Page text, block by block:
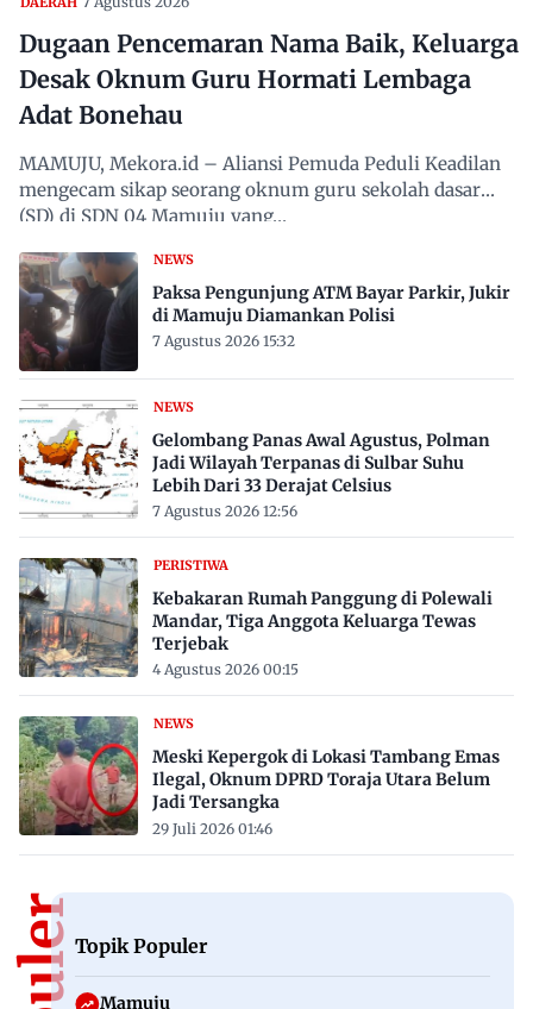
Dugaan Pencemaran Nama Baik, Keluarga
Desak Oknum Guru Hormati Lembaga
Adat Bonehau
MAMUJU, Mekora.id – Aliansi Pemuda Peduli Keadilan
mengecam sikap seorang oknum guru sekolah dasar
(SD) di SDN 04 Mamuju yang…
NEWS
Paksa Pengunjung ATM Bayar Parkir, Jukir
di Mamuju Diamankan Polisi
7 Agustus 2026 15:32
NEWS
Gelombang Panas Awal Agustus, Polman
Jadi Wilayah Terpanas di Sulbar Suhu
Lebih Dari 33 Derajat Celsius
7 Agustus 2026 12:56
PERISTIWA
Kebakaran Rumah Panggung di Polewali
Mandar, Tiga Anggota Keluarga Tewas
Terjebak
4 Agustus 2026 00:15
NEWS
Meski Kepergok di Lokasi Tambang Emas
Ilegal, Oknum DPRD Toraja Utara Belum
Jadi Tersangka
29 Juli 2026 01:46
Topik Populer
Mamuju